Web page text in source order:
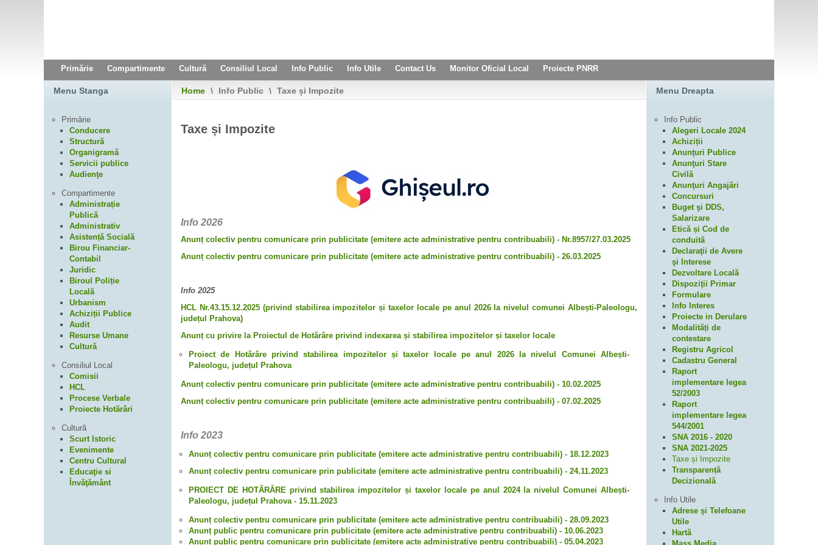
Primărie Compartimente Cultură Consiliul Local Info Public Info Utile Contact Us Monitor Oficial Local Proiecte PNRR
Home \ Info Public \ Taxe și Impozite
Taxe și Impozite
Info 2026
Anunț colectiv pentru comunicare prin publicitate (emitere acte administrative pentru contribuabili) - Nr.8957/27.03.2025
Anunț colectiv pentru comunicare prin publicitate (emitere acte administrative pentru contribuabili) - 26.03.2025
Info 2025
HCL Nr.43.15.12.2025 (privind stabilirea impozitelor și taxelor locale pe anul 2026 la nivelul comunei Albești-Paleologu,
județul Prahova)
Anunț cu privire la Proiectul de Hotărâre privind indexarea și stabilirea impozitelor și taxelor locale
Proiect de Hotărâre privind stabilirea impozitelor și taxelor locale pe anul 2026 la nivelul Comunei Albești-
Paleologu, județul Prahova
Anunț colectiv pentru comunicare prin publicitate (emitere acte administrative pentru contribuabili) - 10.02.2025
Anunț colectiv pentru comunicare prin publicitate (emitere acte administrative pentru contribuabili) - 07.02.2025
Info 2023
Anunț colectiv pentru comunicare prin publicitate (emitere acte administrative pentru contribuabili) - 18.12.2023
Anunț colectiv pentru comunicare prin publicitate (emitere acte administrative pentru contribuabili) - 24.11.2023
PROIECT DE HOTĂRÂRE privind stabilirea impozitelor și taxelor locale pe anul 2024 la nivelul Comunei Albești-
Paleologu, județul Prahova - 15.11.2023
Anunț colectiv pentru comunicare prin publicitate (emitere acte administrative pentru contribuabili) - 28.09.2023
Anunț public pentru comunicare prin publicitate (emitere acte administrative pentru contribuabili) - 10.06.2023
Anunț public pentru comunicare prin publicitate (emitere acte administrative pentru contribuabili) - 05.04.2023
Menu Stanga
Primărie
Conducere
Structură
Organigramă
Servicii publice
Audienţe
Compartimente
Administrație
Publică
Administrativ
Asistență Socială
Birou Financiar-
Contabil
Juridic
Biroul Poliție
Locală
Urbanism
Achiziții Publice
Audit
Resurse Umane
Cultură
Consiliul Local
Comisii
HCL
Procese Verbale
Proiecte Hotărâri
Cultură
Scurt Istoric
Evenimente
Centru Cultural
Educaţie si
Învăţământ
Menu Dreapta
Info Public
Alegeri Locale 2024
Achiziții
Anunţuri Publice
Anunţuri Stare
Civilă
Anunţuri Angajări
Concursuri
Buget şi DDS,
Salarizare
Etică și Cod de
conduită
Declaraţii de Avere
şi Interese
Dezvoltare Locală
Dispoziţii Primar
Formulare
Info Interes
Proiecte in Derulare
Modalități de
contestare
Registru Agricol
Cadastru General
Raport
implementare legea
52/2003
Raport
implementare legea
544/2001
SNA 2016 - 2020
SNA 2021-2025
Taxe și Impozite
Transparență
Decizională
Info Utile
Adrese şi Telefoane
Utile
Hartă